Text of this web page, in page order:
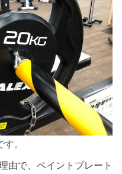
。
由で、ペイントプレート